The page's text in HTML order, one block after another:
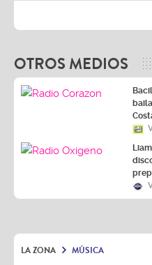
OTROS MEDIOS
LA ZONA MÚSICA